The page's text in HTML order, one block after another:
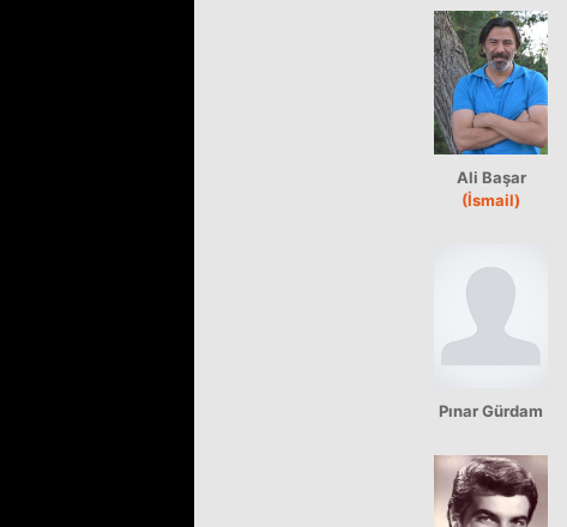
Ali Başar
(İsmail)
Pınar Gürdam